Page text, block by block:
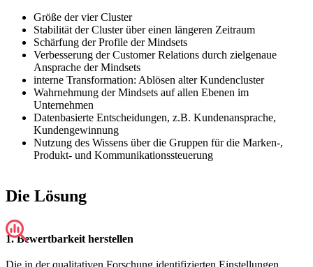
Größe der vier Cluster
Stabilität der Cluster über einen längeren Zeitraum
Schärfung der Profile der Mindsets
Verbesserung der Customer Relations durch zielgenaue
Ansprache der Mindsets
interne Transformation: Ablösen alter Kundencluster
Wahrnehmung der Mindsets auf allen Ebenen im
Unternehmen
Datenbasierte Entscheidungen, z.B. Kundenansprache,
Kundengewinnung
Nutzung des Wissens über die Gruppen für die Marken-,
Produkt- und Kommunikationssteuerung
Die Lösung
1. Bewertbarkeit herstellen